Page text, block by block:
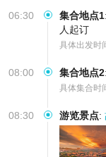
06:30 集合地点1:
人起订
具体出发时
08:00 集合地点2:
具体集合时
08:30 游览景点: